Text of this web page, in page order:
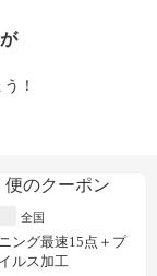
！
全国
ング最速15点＋プ
ルス加工